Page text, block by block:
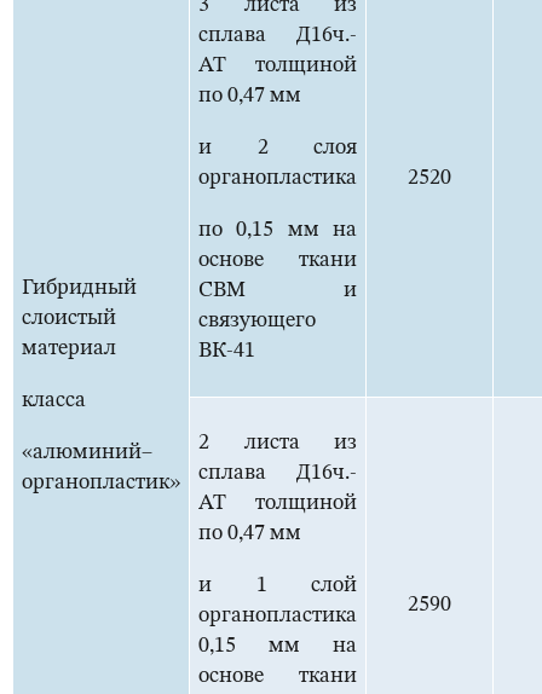
Гибридный
слоистый
материал
класса
«алюминий–
органопластик»
3 листа из
сплава Д16ч.-
АТ толщиной
по 0,47 мм
и 2 слоя
органопластика
по 0,15 мм на
основе ткани
СВМ и
связующего
ВК-41
2520
2 листа из
сплава Д16ч.-
АТ толщиной
по 0,47 мм
и 1 слой
органопластика
0,15 мм на
основе ткани
2590